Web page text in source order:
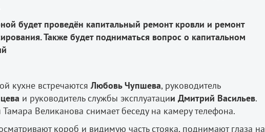
будет проведён капитальный ремонт кровли и ремонт
Также будет подниматься вопрос о капитальном
кухне встречаются Любовь Чупшева, руководитель
и руководитель службы эксплуатации Дмитрий Васильев.
Великанова снимает беседу на камеру телефона.
короб и видимую часть стояка, поднимают глаза на